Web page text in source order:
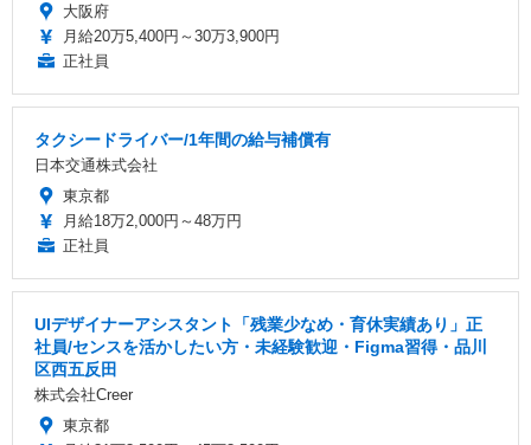
大阪府
月給20万5,400円～30万3,900円
正社員
タクシードライバー/1年間の給与補償有
日本交通株式会社
東京都
月給18万2,000円～48万円
正社員
UIデザイナーアシスタント「残業少なめ・育休実績あり」正
社員/センスを活かしたい方・未経験歓迎・Figma習得・品川
区西五反田
株式会社Creer
東京都